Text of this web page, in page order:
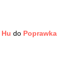
do Poprawka